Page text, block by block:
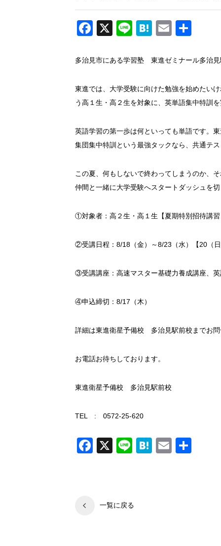
Facebook
X LineHatena
Email
多治見市にある学習塾 東進ゼミナール多治
東進では、大学受験に向けた勉強を始めたい
う高１生・高２生を対象に、英単語集中特訓
英語学習の第一歩は何といっても単語です。
集団集中特訓という最強タックなら、共通テ
この夏、何もしないで終わってしまうのか、
仲間と一緒に大学受験へスタートダッシュを
①対象者：高２生・高１生【夏期特別招待講
②受講日程：8/18（金）～8/23（水）【20（
③受講講座：高速マスター基礎力養成講座、
④申込締切：8/17（木）
詳細は東進衛星予備校 多治見駅前校までお
お電話お待ちしております。
東進衛星予備校 多治見駅前校
TEL : 0572-25-620
Facebook
X LineHatena
Email
一覧に戻る